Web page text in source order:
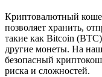
Криптовалютный
позволяет хранить,
такие как Bitcoin
другие монеты. На
безопасный
риска и сложностей.